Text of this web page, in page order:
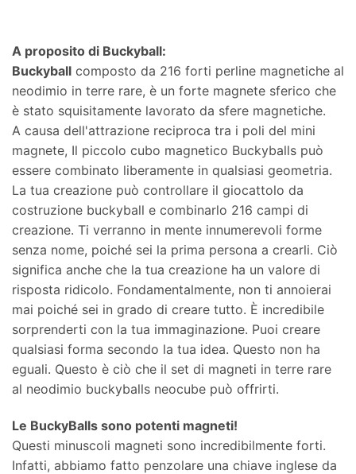
A proposito di Buckyball:
Buckyball composto da 216 forti perline magnetiche al
neodimio in terre rare, è un forte magnete sferico che
è stato squisitamente lavorato da sfere magnetiche.
A causa dell'attrazione reciproca tra i poli del mini
magnete, Il piccolo cubo magnetico Buckyballs può
essere combinato liberamente in qualsiasi geometria.
La tua creazione può controllare il giocattolo da
costruzione buckyball e combinarlo 216 campi di
creazione. Ti verranno in mente innumerevoli forme
senza nome, poiché sei la prima persona a crearli. Ciò
significa anche che la tua creazione ha un valore di
risposta ridicolo. Fondamentalmente, non ti annoierai
mai poiché sei in grado di creare tutto. È incredibile
sorprenderti con la tua immaginazione. Puoi creare
qualsiasi forma secondo la tua idea. Questo non ha
eguali. Questo è ciò che il set di magneti in terre rare
al neodimio buckyballs neocube può offrirti.
Le BuckyBalls sono potenti magneti!
Questi minuscoli magneti sono incredibilmente forti.
Infatti, abbiamo fatto penzolare una chiave inglese da